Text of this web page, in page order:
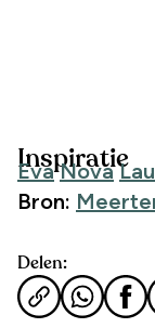
Inspiratie
Eva Nova
Bron:
Delen: